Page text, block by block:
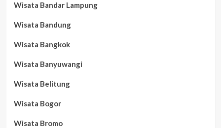
Wisata Bandar Lampung
Wisata Bandung
Wisata Bangkok
Wisata Banyuwangi
Wisata Belitung
Wisata Bogor
Wisata Bromo